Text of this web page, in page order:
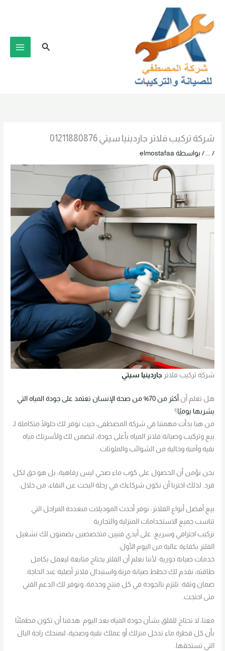
المحتوى
البحث
شركة تركيب فلاتر جاردينيا سيتي 01211880876
/ / بواسطة elmostafaa
شركة تركيب فلاتر جاردينيا سيتي
هل تعلم أن
أكثر من 70% من صحة الإنسان تعتمد على جودة المياه التي
يشربها يوميًا؟
من هنا بدأت مهمتنا في شركة المصطفى، حيث نوفر لك حلولًا متكاملة لـ
بيع وتركيب وصيانة فلاتر المياه بأعلى جودة، لنضمن لك ولأسرتك مياه
نقية وآمنة وخالية من الشوائب والملوثات.
نحن نؤمن أن الحصول على كوب ماء صحي ليس رفاهية، بل هو حق لكل
فرد. لذلك اخترنا أن نكون شركاءك في رحلة البحث عن النقاء، من خلال:
بيع أفضل أنواع الفلاتر: نوفر أحدث الموديلات متعددة المراحل التي
تناسب جميع الاستخدامات المنزلية والتجارية.
تركيب احترافي وسريع: على أيدي فنيين متخصصين يضمنون لك تشغيل
الفلتر بكفاءة عالية من اليوم الأول.
خدمات صيانة دورية: لأننا نعلم أن الفلتر يحتاج متابعة ليعمل بكامل
طاقته، نقدم لك خطط صيانة مرنة واستبدال فلاتر أصلية عند الحاجة.
ضمان وثقة: نلتزم بالجودة في كل منتج وخدمة، ونوفر لك الدعم الفني
متى احتجت.
معنا، لا تحتاج للقلق بشأن جودة المياه بعد اليوم. هدفنا أن تكون مطمئنًا
بأن كل قطرة ماء تدخل منزلك أو عملك نقية وصحية، لنمنحك راحة البال
التي تستحقها.